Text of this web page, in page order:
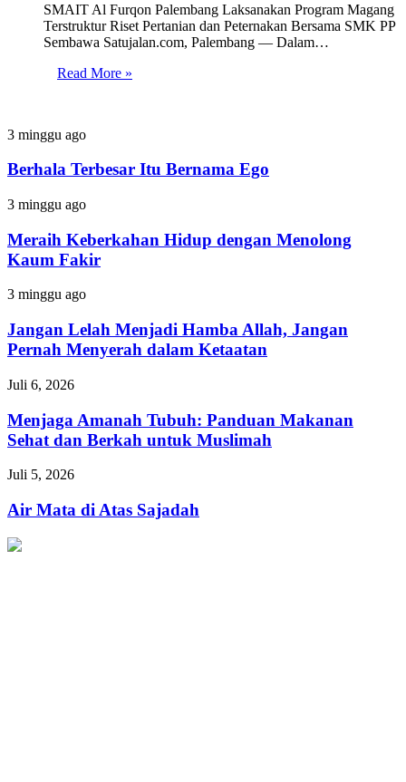
SMAIT Al Furqon Palembang Laksanakan Program Magang
Terstruktur Riset Pertanian dan Peternakan Bersama SMK PP
Sembawa Satujalan.com, Palembang — Dalam…
Read More »
Berhala
Itu
Ego
3 minggu ago
Berhala Terbesar Itu Bernama Ego
Meraih
Hidup
dengan
Menolong
Fakir
3 minggu ago
Meraih Keberkahan Hidup dengan Menolong
Kaum Fakir
Jangan
Menjadi
Hamba
Allah,
Pernah
dalam
Ketaatan
3 minggu ago
Jangan Lelah Menjadi Hamba Allah, Jangan
Pernah Menyerah dalam Ketaatan
Menjaga
Tubuh:
Panduan
Makanan
dan
untuk
Juli 6, 2026
Menjaga Amanah Tubuh: Panduan Makanan
Sehat dan Berkah untuk Muslimah
Air
di
Atas
Sajadah
Juli 5, 2026
Air Mata di Atas Sajadah